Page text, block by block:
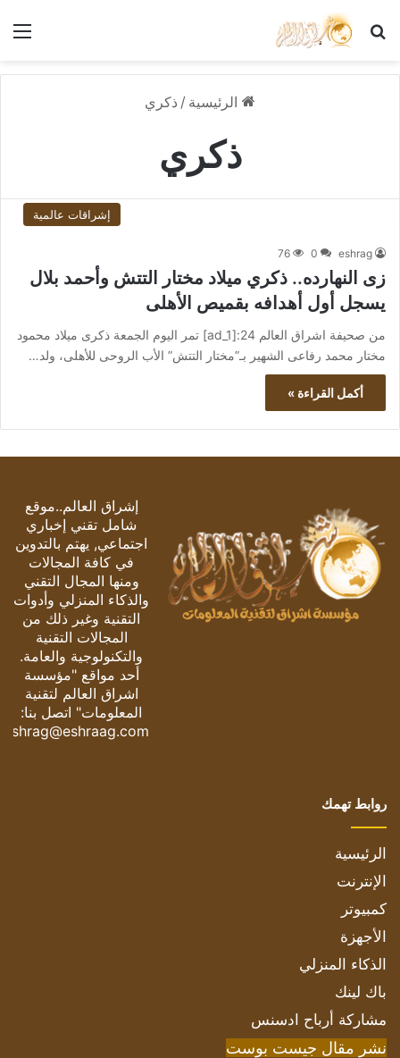
بحث عن
الرئيسية / ذكري
ذكري
إشراقات عالمية
eshrag
0
76
زى النهارده.. ذكري ميلاد مختار التتش وأحمد بلال
يسجل أول أهدافه بقميص الأهلى
من صحيفة اشراق العالم 24:[ad_1] تمر اليوم الجمعة ذكرى ميلاد محمود
مختار محمد رفاعى الشهير بـ”مختار التتش” الأب الروحى للأهلى، ولد…
أكمل القراءة »
إشراق العالم..موقع
شامل تقني إخباري
اجتماعي, يهتم بالتدوين
في كافة المجالات
ومنها المجال التقني
والذكاء المنزلي وأدوات
التقنية وغير ذلك من
المجالات التقنية
والتكنولوجية والعامة.
أحد مواقع "مؤسسة
اشراق العالم لتقنية
المعلومات" اتصل بنا:
eshrag@eshraag.com
روابط تهمك
الرئيسية
الإنترنت
كمبيوتر
الأجهزة
الذكاء المنزلي
باك لينك
مشاركة أرباح ادسنس
نشر مقال جيست بوست